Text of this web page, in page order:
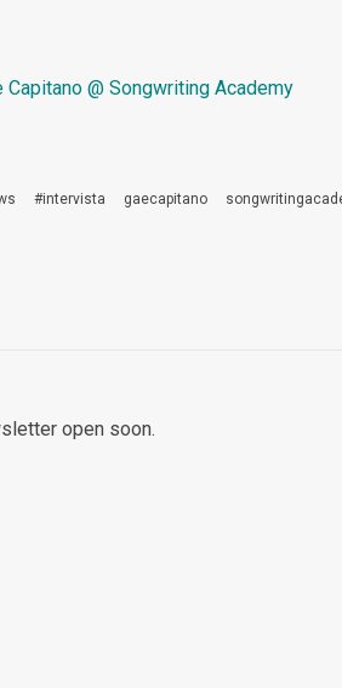
Capitano @ Songwriting Academy
#intervista gaecapitano
open soon.